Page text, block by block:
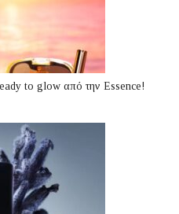
to glow από την Essence!